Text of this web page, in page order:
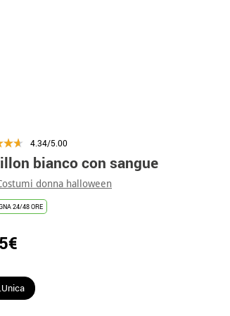
4.34/5.00
bianco con sangue
donna halloween
24/48 ORE